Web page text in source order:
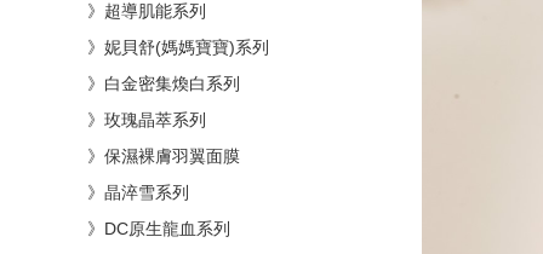
》超導肌能系列
》妮貝舒(媽媽寶寶)系列
》白金密集煥白系列
》玫瑰晶萃系列
》保濕裸膚羽翼面膜
》晶淬雪系列
》DC原生龍血系列